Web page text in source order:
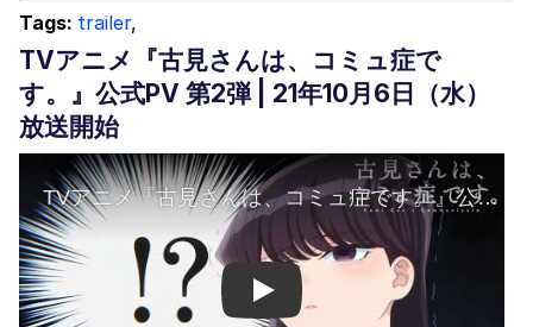
Tags: trailer,
TVアニメ『古見さんは、コミュ症で
す。』公式PV 第2弾 | 21年10月6日（水）
放送開始
Play